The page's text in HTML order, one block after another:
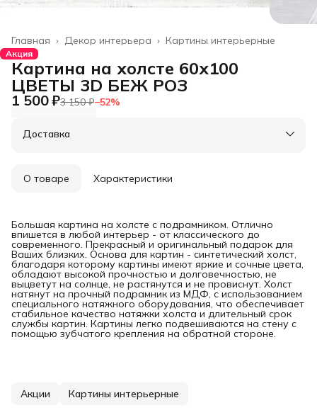
Картины интерьерные
Декор интерьера ›
Главная ›
Акция
Картина на холсте 60х100
ЦВЕТЫ 3D БЕЖ РОЗ
1 500 ₽3 150 ₽−52%
Доставка
О товаре Характеристики
Большая картина на холсте с подрамником. Отлично
впишется в любой интерьер - от классического до
современного. Прекрасный и оригинальный подарок для
Ваших близких. Основа для картин - синтетический холст,
благодаря которому картины имеют яркие и сочные цвета,
обладают высокой прочностью и долговечностью, не
выцветут на солнце, не растянутся и не провиснут. Холст
натянут на прочный подрамник из МДФ, с использованием
специального натяжного оборудования, что обеспечивает
стабильное качество натяжки холста и длительный срок
службы картин. Картины легко подвешиваются на стену с
помощью зубчатого крепления на обратной стороне.
Акции Картины интерьерные